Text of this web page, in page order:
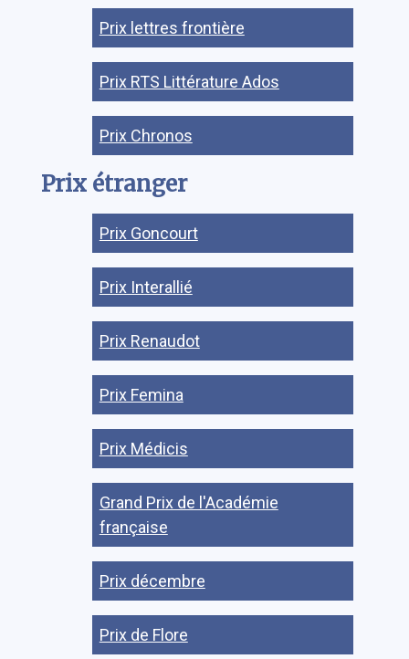
Prix lettres frontière
Prix RTS Littérature Ados
Prix Chronos
Prix étranger
Prix Goncourt
Prix Interallié
Prix Renaudot
Prix Femina
Prix Médicis
Grand Prix de l'Académie
française
Prix décembre
Prix de Flore